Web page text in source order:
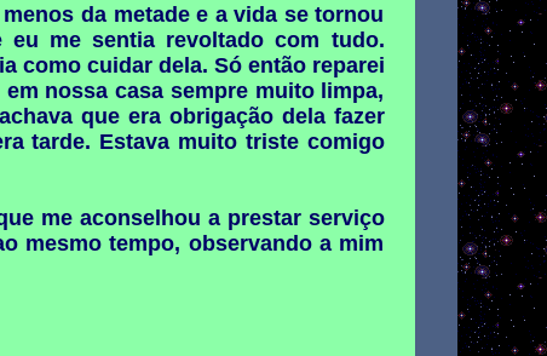
da metade e a vida se tornou
eu me sentia revoltado com tudo.
como cuidar dela. Só então reparei
nossa casa sempre muito limpa,
que era obrigação dela fazer
tarde. Estava muito triste comigo
me aconselhou a prestar serviço
mesmo tempo, observando a mim